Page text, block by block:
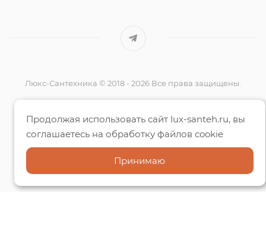
Люкс-Сантехника © 2018 - 2026 Все права защищены.
информационный характер
и ни при каких условиях не является публичной офертой,
определяемой
положениями Статьи 437 (2) ГК РФ.
Продолжая использовать сайт lux-santeh.ru, вы
соглашаетесь на обработку файлов cookie
Принимаю